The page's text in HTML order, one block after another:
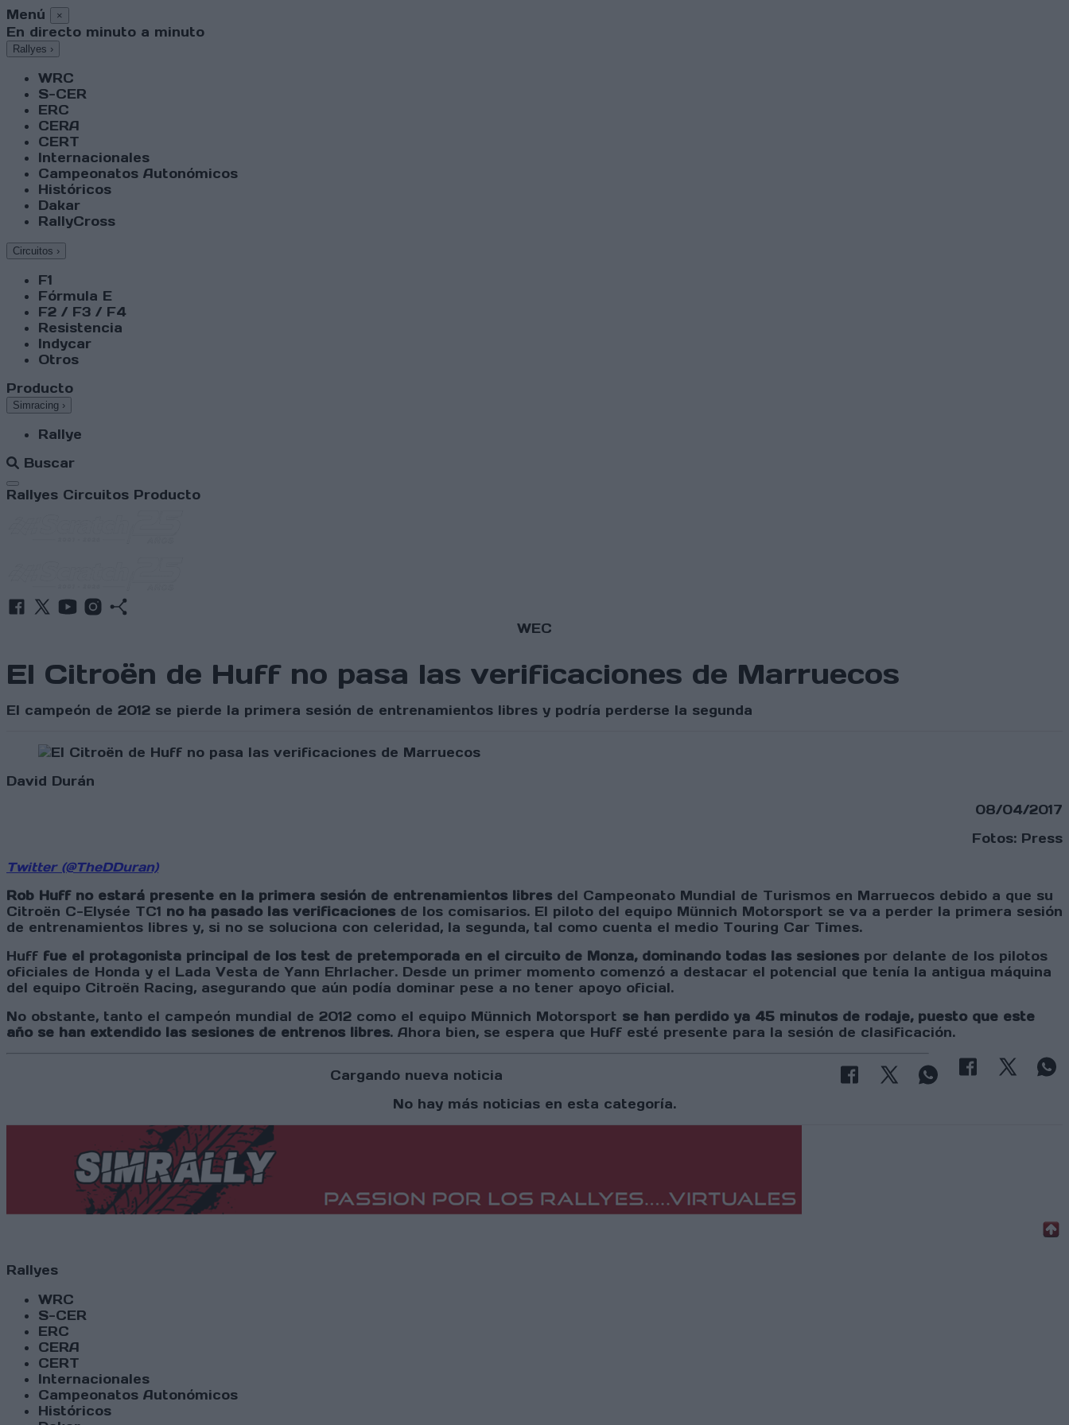
Menú ×
En directo minuto a minuto
Rallyes ›
WRC
S-CER
ERC
CERA
CERT
Internacionales
Campeonatos Autonómicos
Históricos
Dakar
RallyCross
Circuitos ›
F1
Fórmula E
F2 / F3 / F4
Resistencia
Indycar
Otros
Producto
Simracing ›
Rallye
Buscar
Abrir menú
Rallyes Circuitos Producto
WEC
El Citroën de Huff no pasa las verificaciones de Marruecos
El campeón de 2012 se pierde la primera sesión de entrenamientos libres y podría perderse la segunda
David Durán
08/04/2017
Fotos: Press
Twitter (@TheDDuran)
Rob Huff no estará presente en la primera sesión de entrenamientos libres del Campeonato Mundial de Turismos en Marruecos debido a que su
Citroën C-Elysée TC1 no ha pasado las verificaciones de los comisarios. El piloto del equipo Münnich Motorsport se va a perder la primera sesión
de entrenamientos libres y, si no se soluciona con celeridad, la segunda, tal como cuenta el medio Touring Car Times.
Huff fue el protagonista principal de los test de pretemporada en el circuito de Monza, dominando todas las sesiones por delante de los pilotos
oficiales de Honda y el Lada Vesta de Yann Ehrlacher. Desde un primer momento comenzó a destacar el potencial que tenía la antigua máquina
del equipo Citroën Racing, asegurando que aún podía dominar pese a no tener apoyo oficial.
No obstante, tanto el campeón mundial de 2012 como el equipo Münnich Motorsport se han perdido ya 45 minutos de rodaje, puesto que este
año se han extendido las sesiones de entrenos libres. Ahora bien, se espera que Huff esté presente para la sesión de clasificación.
Cargando nueva noticia
No hay más noticias en esta categoría.
Rallyes
WRC
S-CER
ERC
CERA
CERT
Internacionales
Campeonatos Autonómicos
Históricos